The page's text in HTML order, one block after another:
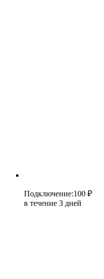
Подключение:100 ₽
в течение 3 дней